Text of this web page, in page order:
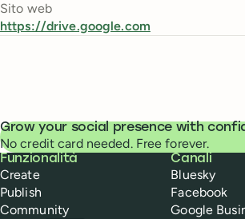
Sito web
https://drive.google.com
Grow your social presence with
No credit card needed. Free forever.
Buffer
Funzionalità
Create
Publish
Community
Canali
Bluesky
Facebook
Google